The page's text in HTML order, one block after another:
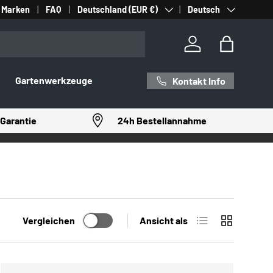
Marken FAQ Land/Region
Deutschland (EUR €) SpracheDeutsch
Einloggen
Gartenwerkzeuge Kontakt Info
24h Bestellannahme
Vergleichen Ansicht als Produktliste